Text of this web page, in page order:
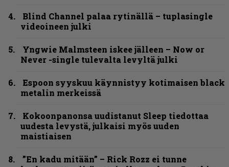
Blind Channel palaa rytinällä – tuplasingle
videoineen julki
Yngwie Malmsteen iskee jälleen – Now or
Never -single tulevalta levyltä julki
Espoon syyskuu käynnistyy kotimaisen black
metalin merkeissä
Kokoonpanonsa uudistanut Sleep tiedottaa
uudesta levystä, julkaisi myös uuden
maistiaisen
”En kadu mitään” – Rick Rozz ei tunne